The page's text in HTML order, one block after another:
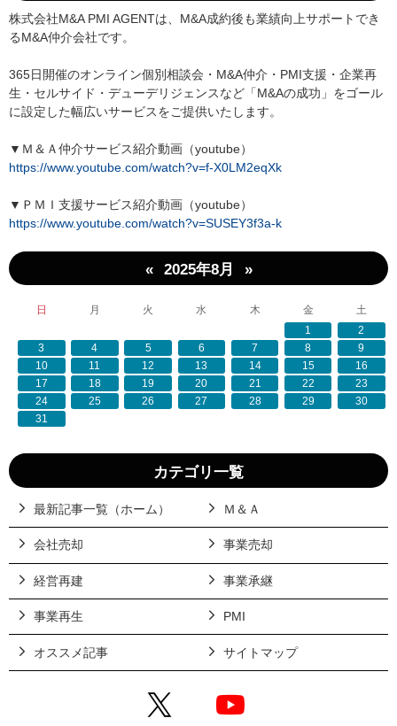
株式会社M&A PMI AGENTは、M&A成約後も業績向上サポートでき
るM&A仲介会社です。
365日開催のオンライン個別相談会・M&A仲介・PMI支援・企業再
生・セルサイド・デューデリジェンスなど「M&Aの成功」をゴール
に設定した幅広いサービスをご提供いたします。
▼Ｍ＆Ａ仲介サービス紹介動画（youtube）
https://www.youtube.com/watch?v=f-X0LM2eqXk
▼ＰＭＩ支援サービス紹介動画（youtube）
https://www.youtube.com/watch?v=SUSEY3f3a-k
« 2025年8月 »
日 月 火 水 木 金
土
1
2
3
4 5 6 7 8
9
10
11 12 13 14 15
16
17
18 19 20 21 22
23
24
25 26 27 28 29
30
31
カテゴリ一覧
最新記事一覧（ホーム） Ｍ＆Ａ
会社売却 事業売却
経営再建 事業承継
事業再生 PMI
オススメ記事 サイトマップ
X